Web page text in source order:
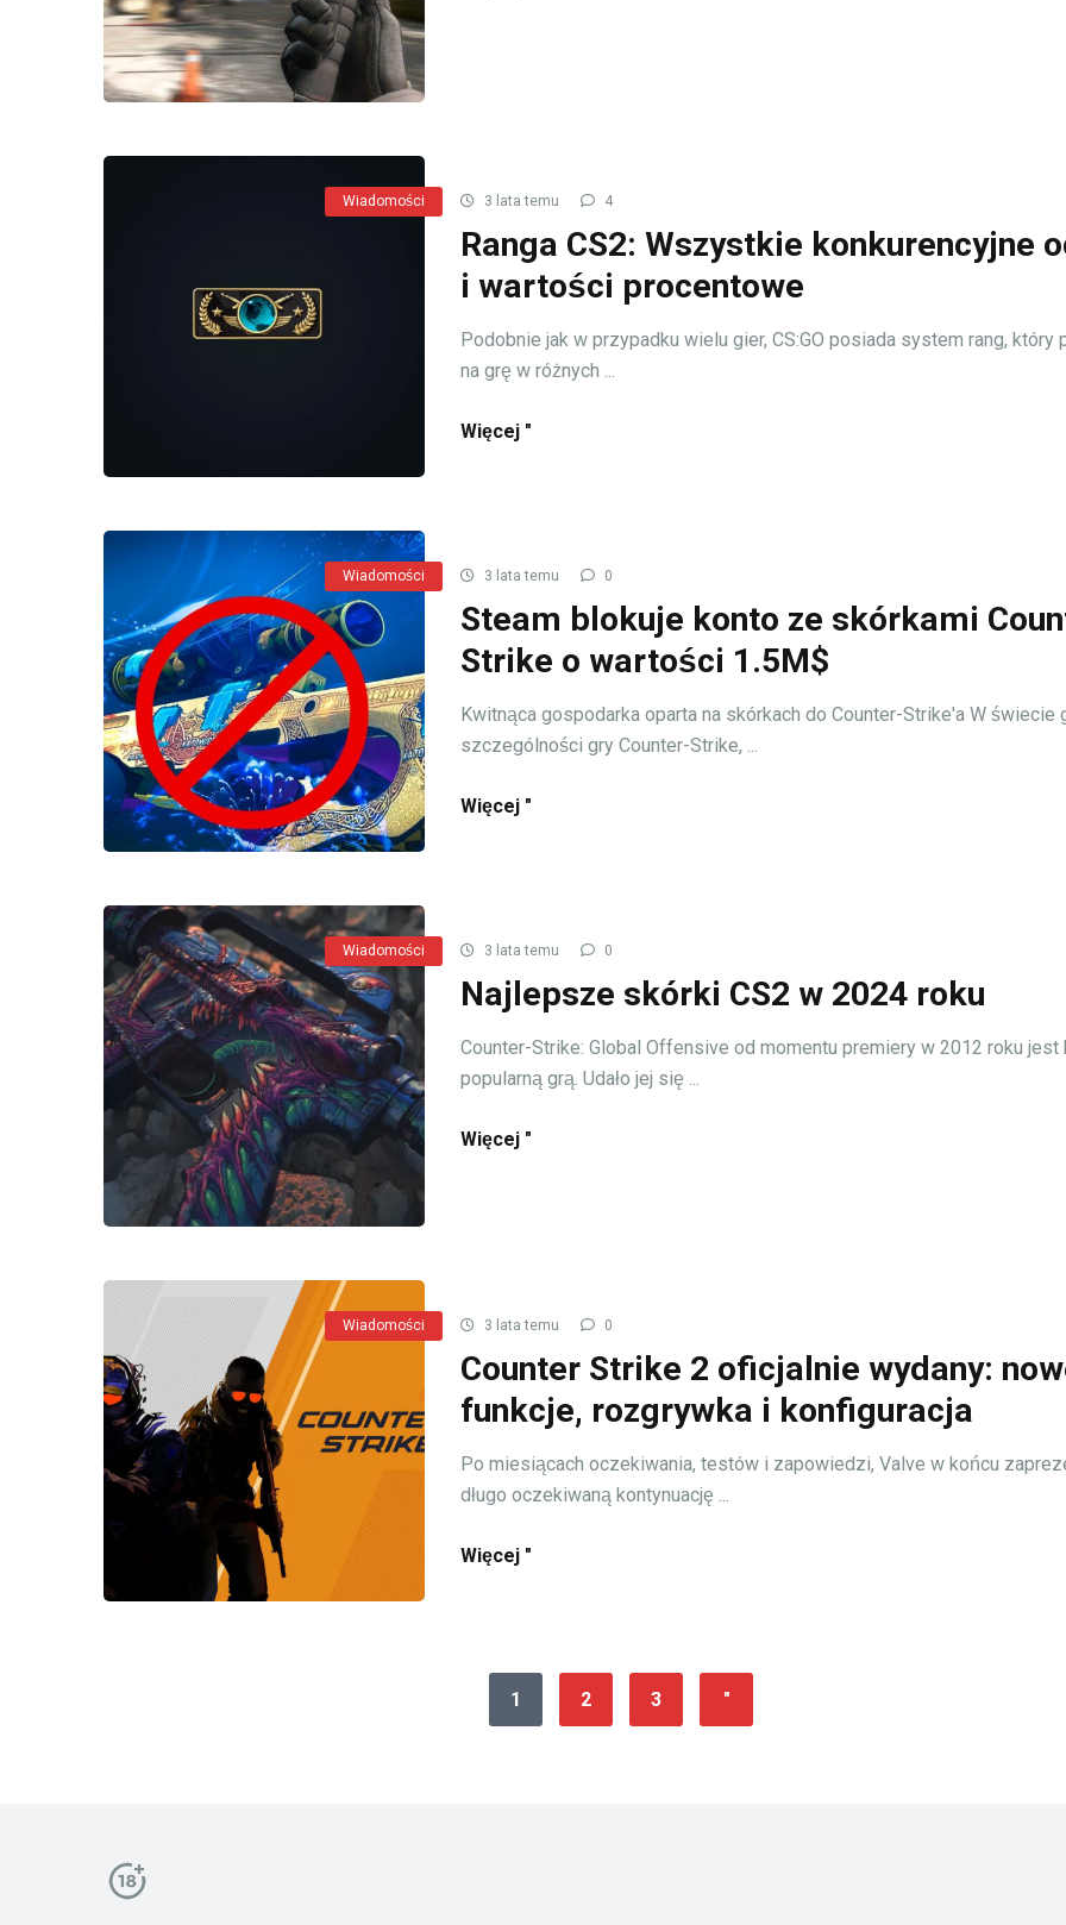
Wiadomości 3 lata temu 4
Ranga CS2: Wszystkie konkurencyjne
i wartości procentowe
Podobnie jak w przypadku wielu gier, CS:GO posiada system rang, który
na grę w różnych ...
Więcej "
Wiadomości 3 lata temu 0
Steam blokuje konto ze skórkami
Strike o wartości 1.5M$
Kwitnąca gospodarka oparta na skórkach do Counter-Strike'a W świecie
szczególności gry Counter-Strike, ...
Więcej "
Wiadomości 3 lata temu 0
Najlepsze skórki CS2 w 2024 roku
Counter-Strike: Global Offensive od momentu premiery w 2012 roku jest
popularną grą. Udało jej się ...
Więcej "
Wiadomości 3 lata temu 0
Counter Strike 2 oficjalnie wydany:
funkcje, rozgrywka i konfiguracja
Po miesiącach oczekiwania, testów i zapowiedzi, Valve w końcu
długo oczekiwaną kontynuację ...
Więcej "
1 2 3 "